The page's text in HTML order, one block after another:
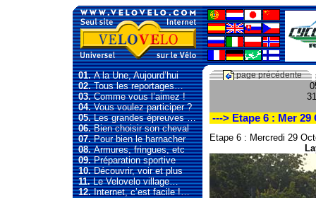
01.A la Une, Aujourd’hui
02.Tous les reportages…
03.Comme vous l’aimez !
04.Vous voulez participer ?
05.Les grandes épreuves …
06.Bien choisir son cheval
07.Pour bien le harnacher
08.Armures, fringues, etc
09.Préparation sportive
10.Découvrir, voir et plus
11.Le Velovelo village…
12.Internet, c’est facile !…
page précédente
---> Etape 6 : Mer
Etape 6 : Mercredi 29